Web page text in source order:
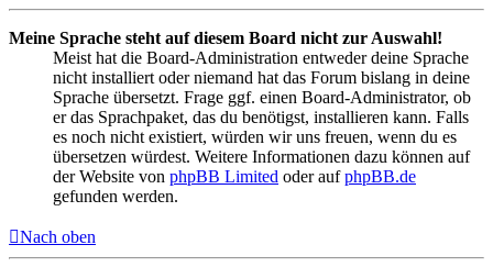
Meine Sprache steht auf diesem Board nicht zur Auswahl!
Meist hat die Board-Administration entweder deine Sprache
nicht installiert oder niemand hat das Forum bislang in deine
Sprache übersetzt. Frage ggf. einen Board-Administrator, ob
er das Sprachpaket, das du benötigst, installieren kann. Falls
es noch nicht existiert, würden wir uns freuen, wenn du es
übersetzen würdest. Weitere Informationen dazu können auf
der Website von phpBB Limited oder aufphpBB.de
gefunden werden.
Nach oben